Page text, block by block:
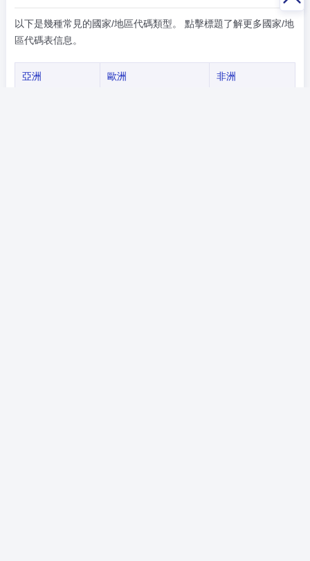
以下是幾種常見的國家/地區代碼類型。 點擊標題了解更多國家/地
區代碼表信息。
亞洲 歐洲 非洲